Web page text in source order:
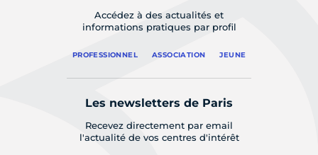
Accédez à des actualités et
informations pratiques par profil
PROFESSIONNEL ASSOCIATION JEUNE
Les newsletters de Paris
Recevez directement par email
l'actualité de vos centres d'intérêt